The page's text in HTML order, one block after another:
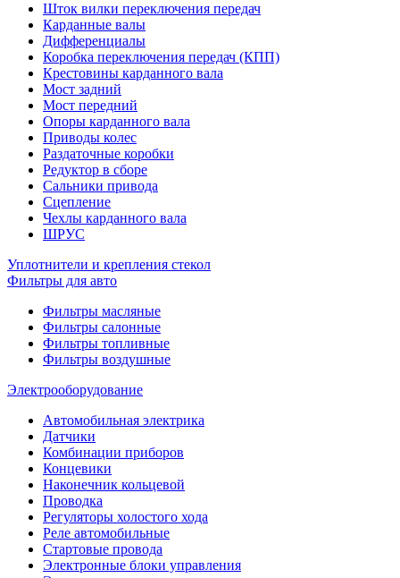
Шток вилки переключения передач
Карданные валы
Дифференциалы
Коробка переключения передач (КПП)
Крестовины карданного вала
Мост задний
Мост передний
Опоры карданного вала
Приводы колес
Раздаточные коробки
Редуктор в сборе
Сальники привода
Сцепление
Чехлы карданного вала
ШРУС
Уплотнители и крепления стекол
Фильтры для авто
Фильтры масляные
Фильтры салонные
Фильтры топливные
Фильтры воздушные
Электрооборудование
Автомобильная электрика
Датчики
Комбинации приборов
Концевики
Наконечник кольцевой
Проводка
Регуляторы холостого хода
Реле автомобильные
Стартовые провода
Электронные блоки управления